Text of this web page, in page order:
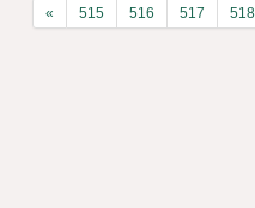
« 515 516 517 518